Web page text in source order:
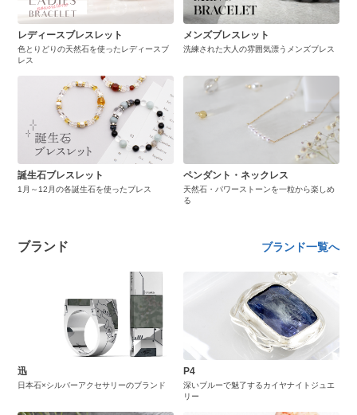
レディースブレスレット
色とりどりの天然石を使ったレディースブ
レス
メンズブレスレット
洗練された大人の雰囲気漂うメンズブレス
誕生石ブレスレット
1月～12月の各誕生石を使ったブレス
ペンダント・ネックレス
天然石・パワーストーンを一粒から楽しめ
る
ブランド ブランド一覧へ
迅
日本石×シルバーアクセサリーのブランド
P4
深いブルーで魅了するカイヤナイトジュエ
リー